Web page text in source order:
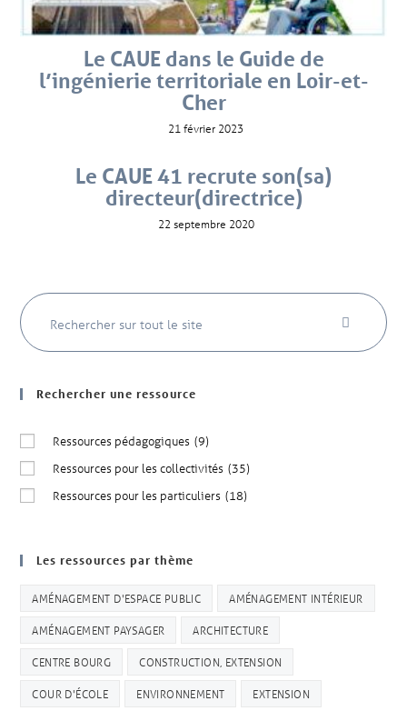
Le CAUE dans le Guide de
l’ingénierie territoriale en Loir-et-
Cher
21 février 2023
Le CAUE 41 recrute son(sa)
directeur(directrice)
22 septembre 2020
Rechercher une ressource
Ressources pédagogiques (9)
Ressources pour les collectivités (35)
Ressources pour les particuliers (18)
Les ressources par thème
AMÉNAGEMENT D'ESPACE PUBLIC AMÉNAGEMENT INTÉRIEUR
AMÉNAGEMENT PAYSAGER ARCHITECTURE
CENTRE BOURG CONSTRUCTION, EXTENSION
COUR D'ÉCOLE ENVIRONNEMENT EXTENSION